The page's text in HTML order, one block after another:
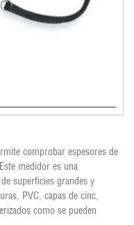
comprobar espesores de
medidor es una
superficies grandes y
PVC, capas de cinc,
como se pueden